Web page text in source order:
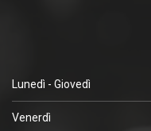
Lunedì - Giovedì
Venerdì